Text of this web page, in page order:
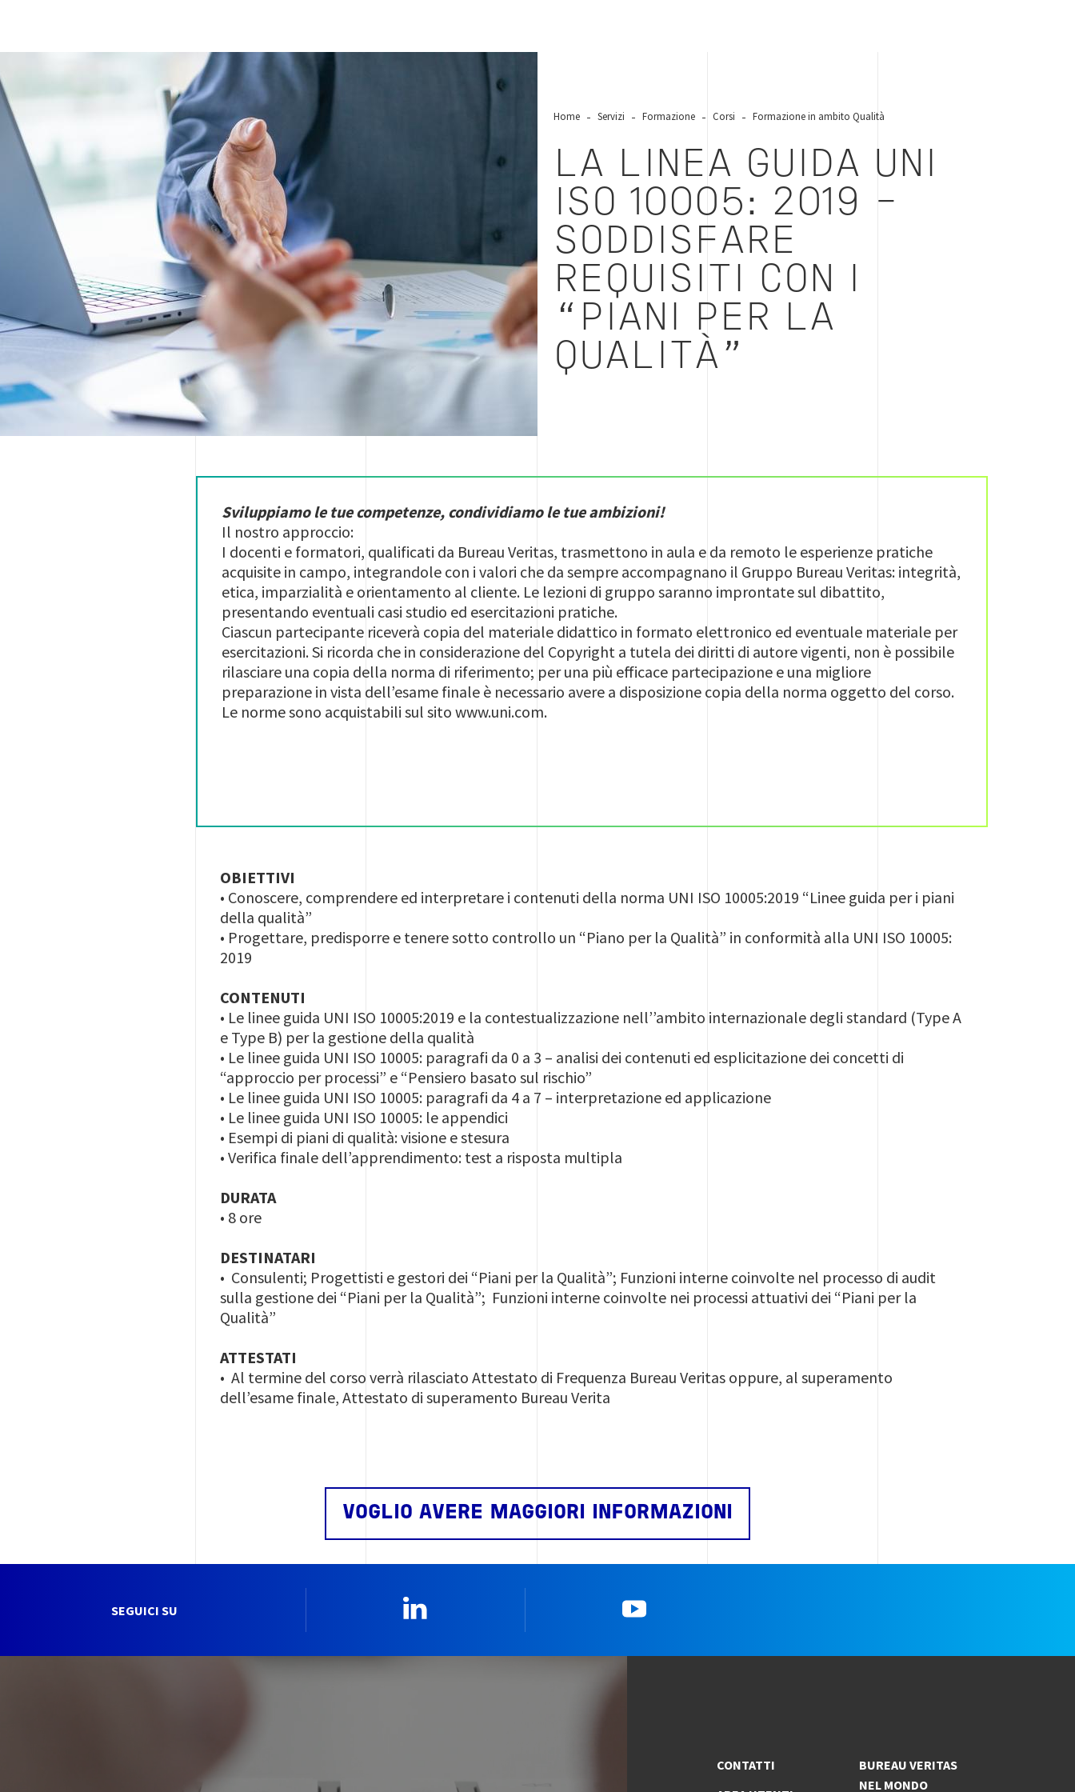
business-management-quality
Home Servizi Formazione Corsi Formazione in ambito Qualità
LA LINEA GUIDA UNI
ISO 10005: 2019 –
SODDISFARE
REQUISITI CON I
“PIANI PER LA
QUALITÀ”
Sviluppiamo le tue competenze, condividiamo le tue ambizioni!
Il nostro approccio:
I docenti e formatori, qualificati da Bureau Veritas, trasmettono in aula e da remoto le esperienze pratiche
acquisite in campo, integrandole con i valori che da sempre accompagnano il Gruppo Bureau Veritas: integrità,
etica, imparzialità e orientamento al cliente. Le lezioni di gruppo saranno improntate sul dibattito,
presentando eventuali casi studio ed esercitazioni pratiche.
Ciascun partecipante riceverà copia del materiale didattico in formato elettronico ed eventuale materiale per
esercitazioni. Si ricorda che in considerazione del Copyright a tutela dei diritti di autore vigenti, non è possibile
rilasciare una copia della norma di riferimento; per una più efficace partecipazione e una migliore
preparazione in vista dell’esame finale è necessario avere a disposizione copia della norma oggetto del corso.
Le norme sono acquistabili sul sito www.uni.com.
OBIETTIVI
• Conoscere, comprendere ed interpretare i contenuti della norma UNI ISO 10005:2019 “Linee guida per i piani
della qualità”
• Progettare, predisporre e tenere sotto controllo un “Piano per la Qualità” in conformità alla UNI ISO 10005:
2019
CONTENUTI
• Le linee guida UNI ISO 10005:2019 e la contestualizzazione nell’’ambito internazionale degli standard (Type A
e Type B) per la gestione della qualità
• Le linee guida UNI ISO 10005: paragrafi da 0 a 3 – analisi dei contenuti ed esplicitazione dei concetti di
“approccio per processi” e “Pensiero basato sul rischio”
• Le linee guida UNI ISO 10005: paragrafi da 4 a 7 – interpretazione ed applicazione
• Le linee guida UNI ISO 10005: le appendici
• Esempi di piani di qualità: visione e stesura
•Verifica finale dell’apprendimento: test a risposta multipla
DURATA
• 8 ore
DESTINATARI
• Consulenti; Progettisti e gestori dei “Piani per la Qualità”; Funzioni interne coinvolte nel processo di audit
sulla gestione dei “Piani per la Qualità”; Funzioni interne coinvolte nei processi attuativi dei “Piani per la
Qualità”
ATTESTATI
•Al termine del corso verrà rilasciato Attestato di Frequenza Bureau Veritas oppure, al superamento
dell’esame finale, Attestato di superamento Bureau Verita
VOGLIO AVERE MAGGIORI INFORMAZIONI
SEGUICI SU
CONTATTI
BUREAU VERITAS
NEL MONDO